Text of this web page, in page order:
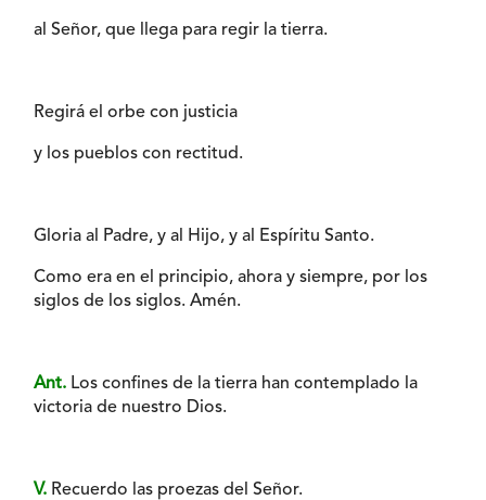
al Señor, que llega para regir la tierra.
Regirá el orbe con justicia
y los pueblos con rectitud.
Gloria al Padre, y al Hijo, y al Espíritu Santo.
Como era en el principio, ahora y siempre, por los
siglos de los siglos. Amén.
Ant. Los confines de la tierra han contemplado la
victoria de nuestro Dios.
V. Recuerdo las proezas del Señor.